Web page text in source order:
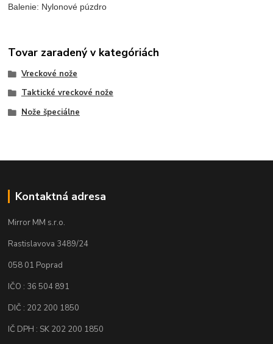
Balenie: Nylonové púzdro
Tovar zaradený v kategóriách
Vreckové nože
Taktické vreckové nože
Nože špeciálne
Kontaktná adresa
Mirror MM s.r.o.
Rastislavova 3489/24
058 01 Poprad
IČO : 36 504 891
DIČ : 202 200 1850
IČ DPH : SK 202 200 1850